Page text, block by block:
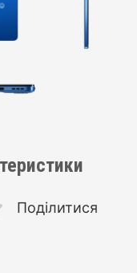
Поділитися